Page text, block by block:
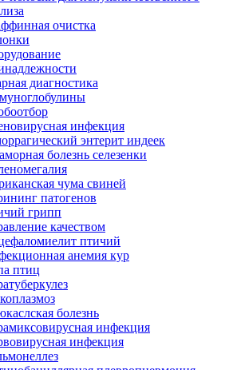
очистка
диагностика
инфекция
энтерит индеек
болезнь селезенки
чума свиней
патогенов
грипп
качеством
птичий
анемия кур
птиц
болезнь
инфекция
инфекция